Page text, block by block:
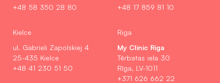
+48 58 350 28 80
+48 17 859 81 10
Kielce
ul. Gabrieli Zapolskiej 4
25-435 Kielce
+48 41 230 51 50
Riga
My Clinic Riga
Tērbatas iela 30
Rīga, LV-1011
+371 626 662 22